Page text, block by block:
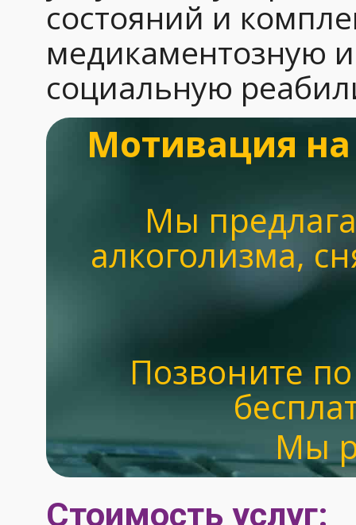
состояний и
медикаментозную
социальную
Мотивация
Мы
алкоголизма,
Позвоните
Мы
Стоимость услуг: